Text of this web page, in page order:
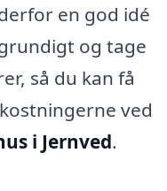
en god idé
og tage
så du kan få
ved
i Jernved.